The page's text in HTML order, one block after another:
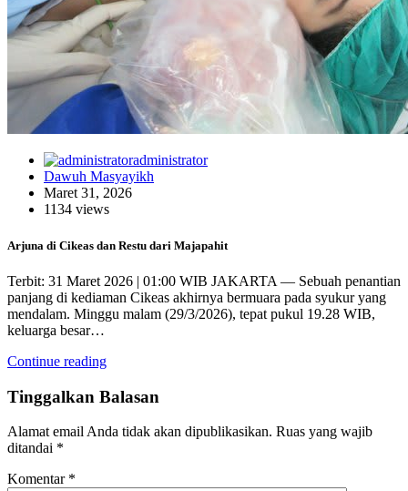
administrator
Dawuh Masyayikh
Maret 31, 2026
1134 views
Arjuna di Cikeas dan Restu dari Majapahit
Terbit: 31 Maret 2026 | 01:00 WIB JAKARTA — Sebuah penantian
panjang di kediaman Cikeas akhirnya bermuara pada syukur yang
mendalam. Minggu malam (29/3/2026), tepat pukul 19.28 WIB,
keluarga besar…
Continue reading
Tinggalkan Balasan
Alamat email Anda tidak akan dipublikasikan. Ruas yang wajib
ditandai *
Komentar *